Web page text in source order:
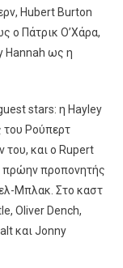
Hubert Burton
ο Πάτρικ Ο’Χάρα,
Hannah ως η
stars: η Hayley
Ρούπερτ
του, και ο Rupert
πρώην προπονητής
Μπλακ. Στο καστ
Oliver Dench,
και Jonny